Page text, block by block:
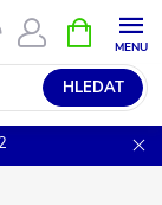
HLEDAT
NÁKUPNÍ
KOŠÍK